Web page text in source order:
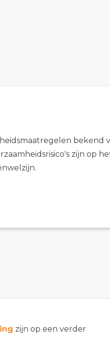
bekend
zijn op
zijn op een verder